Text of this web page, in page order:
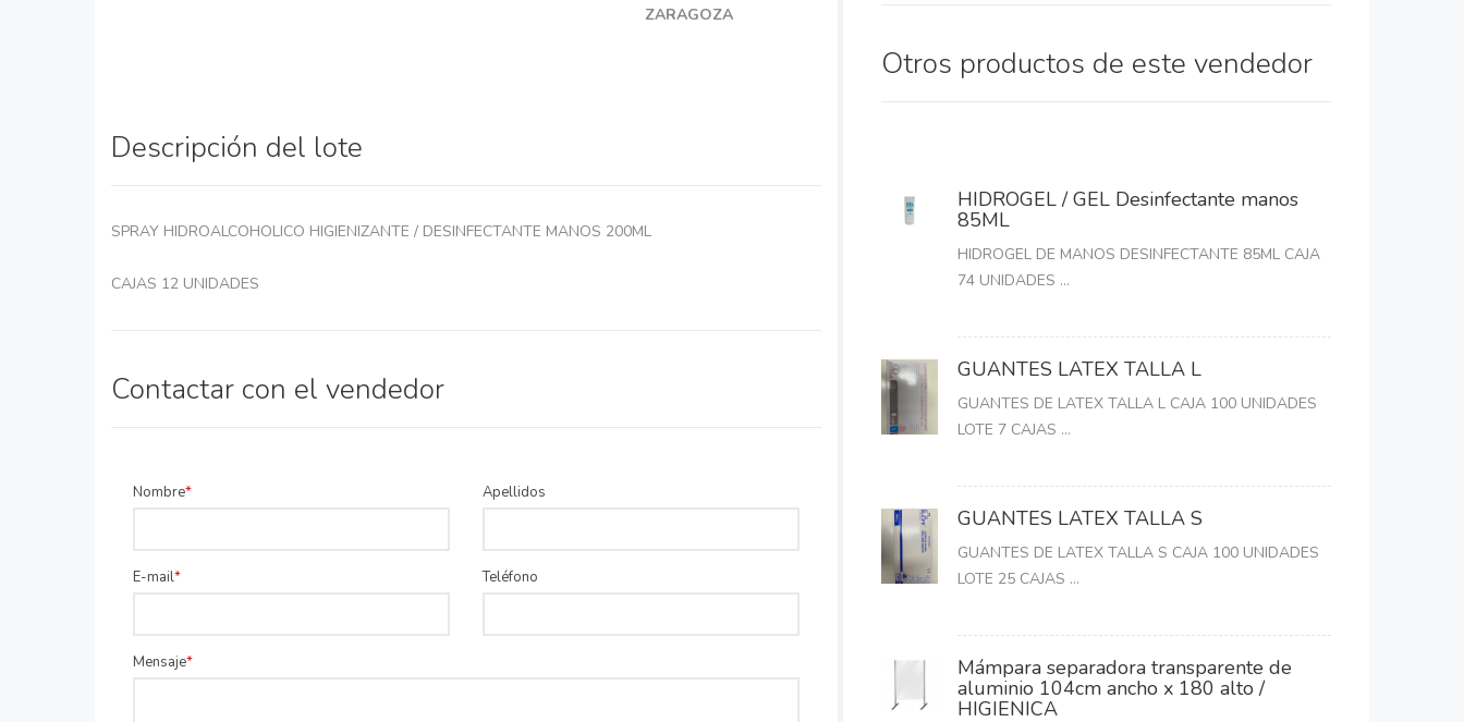
ZARAGOZA
Descripción del lote
SPRAY HIDROALCOHOLICO HIGIENIZANTE / DESINFECTANTE MANOS 200ML
CAJAS 12 UNIDADES
Contactar con el vendedor
Nombre Apellidos
E-mail Teléfono
Mensaje
Otros productos de este vendedor
HIDROGEL / GEL Desinfectante manos
85ML
HIDROGEL DE MANOS DESINFECTANTE 85ML CAJA
74 UNIDADES ...
GUANTES LATEX TALLA L
GUANTES DE LATEX TALLA L CAJA 100 UNIDADES
LOTE 7 CAJAS ...
GUANTES LATEX TALLA S
GUANTES DE LATEX TALLA S CAJA 100 UNIDADES
LOTE 25 CAJAS ...
Mámpara separadora transparente de
aluminio 104cm ancho x 180 alto /
HIGIENICA